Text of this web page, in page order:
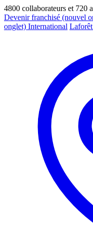
4800 collaborateurs et 720
Devenir franchisé (nouvel
onglet) International